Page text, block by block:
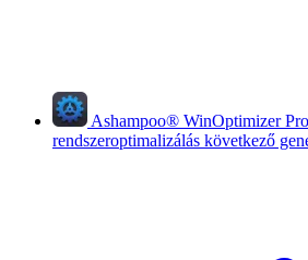
Ashampoo® WinOptimizer
rendszeroptimalizálás következő